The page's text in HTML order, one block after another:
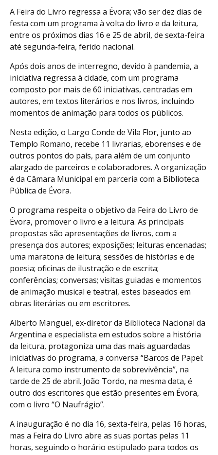
A Feira do Livro regressa a Évora; vão ser dez dias de
festa com um programa à volta do livro e da leitura,
entre os próximos dias 16 e 25 de abril, de sexta-feira
até segunda-feira, ferido nacional.
Após dois anos de interregno, devido à pandemia, a
iniciativa regressa à cidade, com um programa
composto por mais de 60 iniciativas, centradas em
autores, em textos literários e nos livros, incluindo
momentos de animação para todos os públicos.
Nesta edição, o Largo Conde de Vila Flor, junto ao
Templo Romano, recebe 11 livrarias, eborenses e de
outros pontos do país, para além de um conjunto
alargado de parceiros e colaboradores. A organização
é da Câmara Municipal em parceria com a Biblioteca
Pública de Évora.
O programa respeita o objetivo da Feira do Livro de
Évora, promover o livro e a leitura. As principais
propostas são apresentações de livros, com a
presença dos autores; exposições; leituras encenadas;
uma maratona de leitura; sessões de histórias e de
poesia; oficinas de ilustração e de escrita;
conferências; conversas; visitas guiadas e momentos
de animação musical e teatral, estes baseados em
obras literárias ou em escritores.
Alberto Manguel, ex-diretor da Biblioteca Nacional da
Argentina e especialista em estudos sobre a história
da leitura, protagoniza uma das mais aguardadas
iniciativas do programa, a conversa “Barcos de Papel:
A leitura como instrumento de sobrevivência”, na
tarde de 25 de abril. João Tordo, na mesma data, é
outro dos escritores que estão presentes em Évora,
com o livro “O Naufrágio”.
A inauguração é no dia 16, sexta-feira, pelas 16 horas,
mas a Feira do Livro abre as suas portas pelas 11
horas, seguindo o horário estipulado para todos os